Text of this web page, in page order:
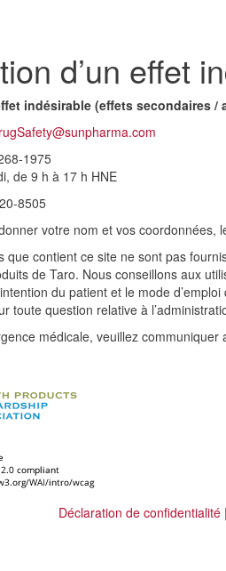
d’un effet
indésirable (effets secondaires
1975
de 9 h à 17 h HNE
8505
votre nom et vos coordonnées,
que contient ce site ne sont pas
de Taro. Nous conseillons aux
du patient et le mode
toute question relative à
médicale, veuillez
Déclaration de confidentialité |